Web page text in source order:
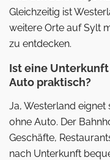
Gleichzeitig ist
weitere Orte auf Sylt
zu entdecken.
Ist eine
Auto praktisch?
Ja, Westerland
ohne Auto. Der
Geschäfte,
nach Unterkunft